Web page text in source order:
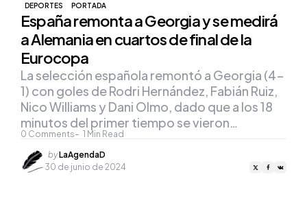
DEPORTES PORTADA
España remonta a Georgia y se medirá
a Alemania en cuartos de final de la
Eurocopa
0 Comments 1 Min Read
La selección española remontó a Georgia (4-
1) con goles de Rodri Hernández, Fabián Ruiz,
Nico Williams y Dani Olmo, dado que a los 18
minutos del primer tiempo se vieron…
Posted
by
byLaAgendaD
30 de junio de 2024